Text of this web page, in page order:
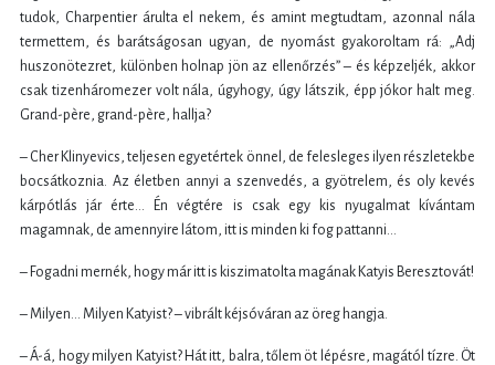
tudok, Charpentier árulta el nekem, és amint megtudtam, azonnal nála
termettem, és barátságosan ugyan, de nyomást gyakoroltam rá: „Adj
huszonötezret, különben holnap jön az ellenőrzés” – és képzeljék, akkor
csak tizenháromezer volt nála, úgyhogy, úgy látszik, épp jókor halt meg.
Grand-père, grand-père, hallja?
– Cher Klinyevics, teljesen egyetértek önnel, de felesleges ilyen részletekbe
bocsátkoznia. Az életben annyi a szenvedés, a gyötrelem, és oly kevés
kárpótlás jár érte… Én végtére is csak egy kis nyugalmat kívántam
magamnak, de amennyire látom, itt is minden ki fog pattanni…
– Fogadni mernék, hogy már itt is kiszimatolta magának Katyis Beresztovát!
– Milyen… Milyen Katyist? – vibrált kéjsóváran az öreg hangja.
– Á-á, hogy milyen Katyist? Hát itt, balra, tőlem öt lépésre, magától tízre. Öt